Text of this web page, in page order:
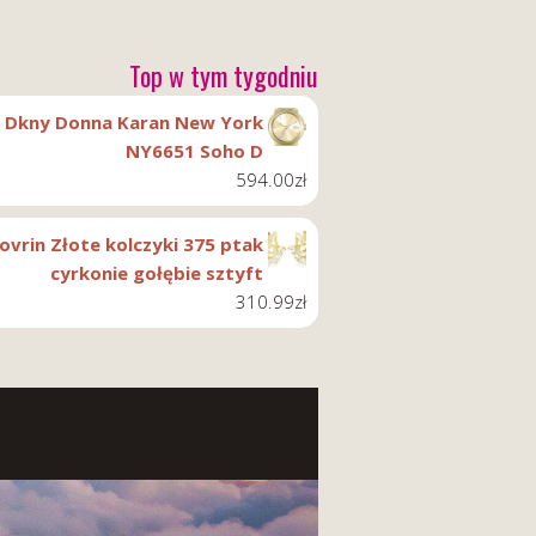
Top w tym tygodniu
Dkny Donna Karan New York
NY6651 Soho D
594.00zł
Złote kolczyki 375 ptak
cyrkonie gołębie sztyft
310.99zł